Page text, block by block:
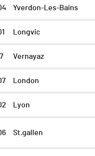
Yverdon-Les-Bains
Longvic
Vernayaz
London
Lyon
St.gallen